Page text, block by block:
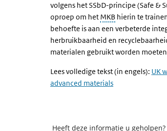
volgens het SSbD-principe (Safe &
oproep om het MKB hierin te
behoefte is aan een verbeterde
herbruikbaarheid en
materialen gebruikt worden
Lees volledige tekst (in engels): UK
advanced materials
Heeft deze informatie u geholpen?